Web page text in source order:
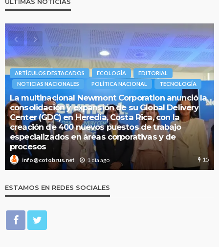
ULTIMAS NOTICIAS
ARTÍCULOS DESTACADOS ECOLOGÍA
EDITORIAL
NOTICIAS NACIONALES
POLÍTICA NACIONAL TECNOLOGÍA
La multinacional Newmont Corporation anunció la
consolidación y expansión de su Global Delivery
Center (GDC) en Heredia, Costa Rica, con la
creación de 400 nuevos puestos de trabajo
especializados en áreas corporativas y de
procesos
info@cotobrus.net 1 día ago 15
ESTAMOS EN REDES SOCIALES